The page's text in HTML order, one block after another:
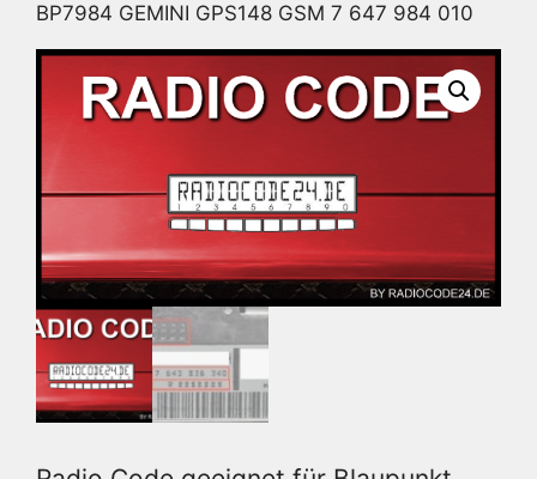
BP7984 GEMINI GPS148 GSM 7 647 984 010